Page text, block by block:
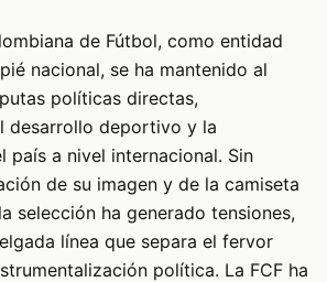
de Fútbol, como entidad
nacional, se ha mantenido al
políticas directas,
desarrollo deportivo y la
país a nivel internacional. Sin
de su imagen y de la camiseta
selección ha generado tensiones,
línea que separa el fervor
política. La FCF ha